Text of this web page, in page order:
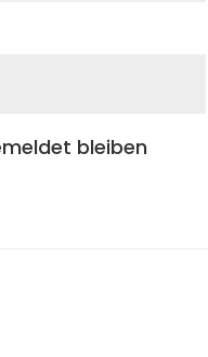
bleiben